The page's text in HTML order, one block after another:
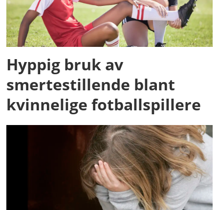
Hyppig bruk av
smertestillende blant
kvinnelige fotballspillere